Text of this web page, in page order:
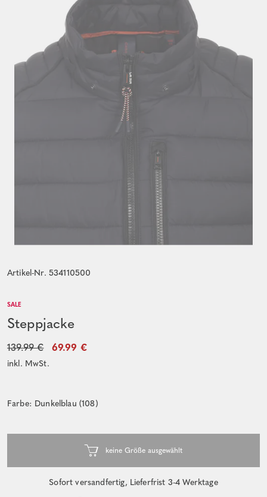
Artikel-Nr. 534110500
SALE
Steppjacke
139.99 € 69.99 €
inkl. MwSt.
Farbe: Dunkelblau (108)
Sofort versandfertig, Lieferfrist 3-4 Werktage